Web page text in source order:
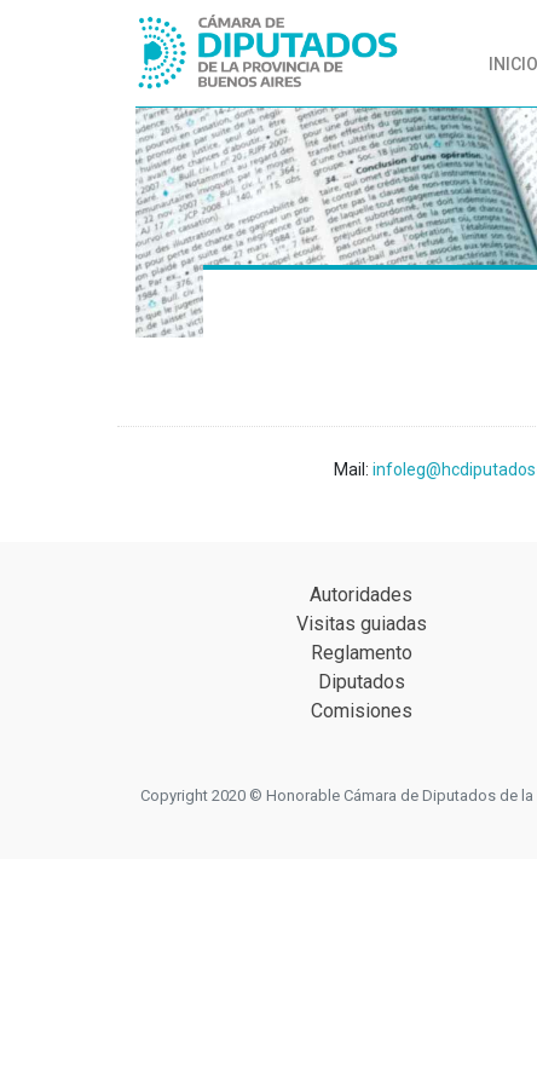
INICIO
Mail:
Autoridades
Visitas guiadas
Reglamento
Diputados
Comisiones
Copyright 2020 © Honorable Cámara de Diputados de